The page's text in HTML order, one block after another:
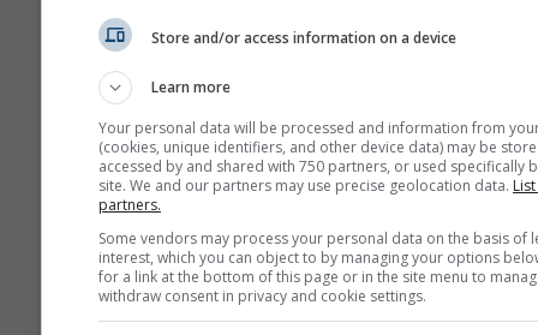
Store and/or access information on a device
Learn more
Your personal data will be processed and information from
(cookies, unique identifiers, and other device data) may be
accessed by and shared with 750 partners, or used specifically
site. We and our partners may use precise geolocation data.
partners.
Some vendors may process your personal data on the basis of
interest, which you can object to by managing your options
for a link at the bottom of this page or in the site menu to
withdraw consent in privacy and cookie settings.